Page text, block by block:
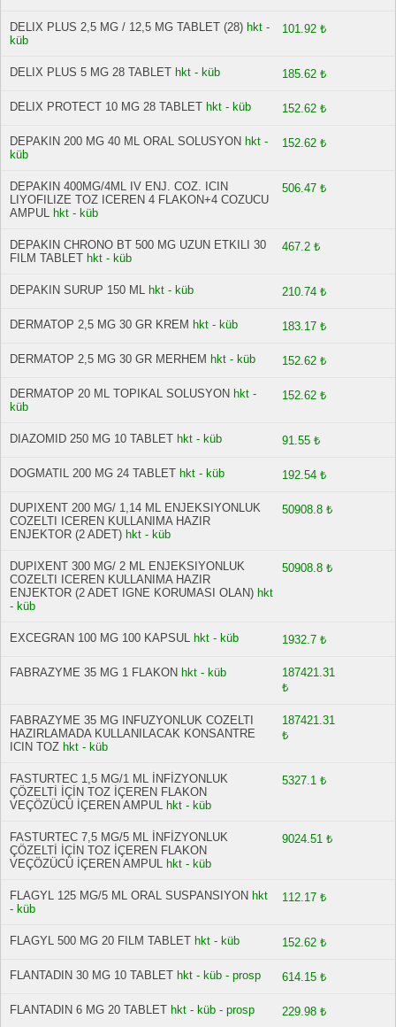
DELIX PLUS 2,5 MG / 12,5 MG TABLET (28) hkt -
küb
101.92 ₺
DELIX PLUS 5 MG 28 TABLET hkt - küb 185.62 ₺
DELIX PROTECT 10 MG 28 TABLET hkt - küb 152.62 ₺
DEPAKIN 200 MG 40 ML ORAL SOLUSYON hkt -
küb
152.62 ₺
DEPAKIN 400MG/4ML IV ENJ. COZ. ICIN
LIYOFILIZE TOZ ICEREN 4 FLAKON+4 COZUCU
AMPUL hkt - küb
506.47 ₺
DEPAKIN CHRONO BT 500 MG UZUN ETKILI 30
FILM TABLET hkt - küb
467.2 ₺
DEPAKIN SURUP 150 ML hkt - küb 210.74 ₺
DERMATOP 2,5 MG 30 GR KREM hkt - küb 183.17 ₺
DERMATOP 2,5 MG 30 GR MERHEM hkt - küb 152.62 ₺
DERMATOP 20 ML TOPIKAL SOLUSYON hkt -
küb
152.62 ₺
DIAZOMID 250 MG 10 TABLET hkt - küb 91.55 ₺
DOGMATIL 200 MG 24 TABLET hkt - küb 192.54 ₺
DUPIXENT 200 MG/ 1,14 ML ENJEKSIYONLUK
COZELTI ICEREN KULLANIMA HAZIR
ENJEKTOR (2 ADET) hkt - küb
50908.8 ₺
DUPIXENT 300 MG/ 2 ML ENJEKSIYONLUK
COZELTI ICEREN KULLANIMA HAZIR
ENJEKTOR (2 ADET IGNE KORUMASI OLAN) hkt
- küb
50908.8 ₺
EXCEGRAN 100 MG 100 KAPSUL hkt - küb 1932.7 ₺
FABRAZYME 35 MG 1 FLAKON hkt - küb
187421.31
₺
FABRAZYME 35 MG INFUZYONLUK COZELTI
HAZIRLAMADA KULLANILACAK KONSANTRE
ICIN TOZ hkt - küb
187421.31
₺
FASTURTEC 1,5 MG/1 ML İNFİZYONLUK
ÇÖZELTİ İÇİN TOZ İÇEREN FLAKON
VEÇÖZÜCÜ İÇEREN AMPUL hkt - küb
5327.1 ₺
FASTURTEC 7,5 MG/5 ML İNFİZYONLUK
ÇÖZELTİ İÇİN TOZ İÇEREN FLAKON
VEÇÖZÜCÜ İÇEREN AMPUL hkt - küb
9024.51 ₺
FLAGYL 125 MG/5 ML ORAL SUSPANSIYON hkt
- küb
112.17 ₺
FLAGYL 500 MG 20 FILM TABLET hkt - küb 152.62 ₺
FLANTADIN 30 MG 10 TABLET hkt - küb - prosp 614.15 ₺
FLANTADIN 6 MG 20 TABLET hkt - küb - prosp 229.98 ₺